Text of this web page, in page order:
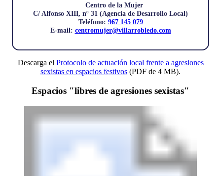
Centro de la Mujer
C/ Alfonso XIII, nº 31 (Agencia de Desarrollo Local)
Teléfono: 967 145 079
E-mail: centromujer@villarrobledo.com
Descarga el Protocolo de actuación local frente a agresiones
sexistas en espacios festivos (PDF de 4 MB).
Espacios "libres de agresiones sexistas"